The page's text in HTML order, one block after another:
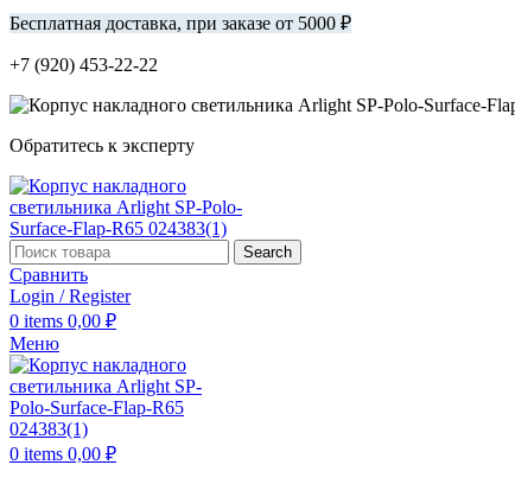
Бесплатная доставка, при заказе от 5000 ₽
+7 (920) 453-22-22
Обратитесь к эксперту
Search
Сравнить
Login / Register
0 items 0,00 ₽
Меню
0 items 0,00 ₽